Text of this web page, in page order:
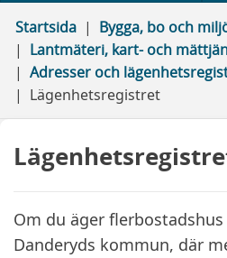
Startsida
Bygga, bo och
Lantmäteri, kart- och
Adresser och
Lägenhetsregistret
Om du äger
Danderyds kommun, där